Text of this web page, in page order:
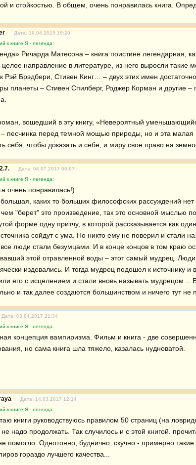
и стойкостью. В общем, очень понравилась книга.
Дата: 10.04.2019 19:20
к книге Я - легенда:
Ричарда Матесона – книга поистине легендарная,
направление в литературе, из него выросли
Рэй Брэдбери, Стивен Кинг… – двух этих имен
планеты – Стивен Спилберг, Роджер Корман и другие
вошедший в эту книгу, «Невероятный
– песчинка перед темной мощью природы, но и эта
себя, чтобы доказать и себе, и миру свое право на
Дата: 04.07.2017 00:07
к книге Я - легенда:
очень понравилась!)
каких то больших философских рассуждений нет
"берет" это произведение, так это основной мыслью
форме одну притчу, в которой рассказывается как
сойдут с ума. Но никто ему не поверил и стали
люди стали безумцами. И в конце концов в том краю
этой отравленной воды – этот самый мудрец.
издевались. И тогда мудрец подошел к источнику
его с исцелением и стали вновь называть мудрецом…
и так далее создаются большинством и ничего тут не
Дата: 03.04.2017 21:34
к книге Я - легенда:
концепция вампиризма. Фильм и книга - две
но сама книга шла тяжело, казалась нудноватой.
Дата: 14.03.2017 12:14
к книге Я - легенда:
книги руководствуюсь правилом 50 страниц (на
не надо продолжать. Так случилось и с этой книгой.
помогло. Однотонно, буднично, скучно - примерно такие
гораздо лучшего качества...